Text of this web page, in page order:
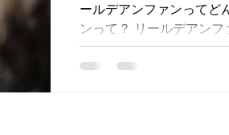
ールデアンファンってど
ンって？ リールデアン
たちの笑い声～という意
い声が聞こえるようにと